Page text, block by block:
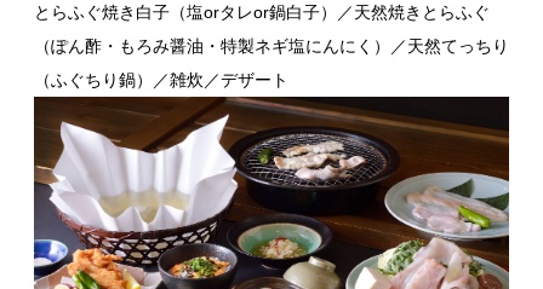
とらふぐ焼き白子（塩orタレor鍋白子）／天然焼きとらふぐ
（ぽん酢・もろみ醤油・特製ネギ塩にんにく）／天然てっちり
（ふぐちり鍋）／雑炊／デザート